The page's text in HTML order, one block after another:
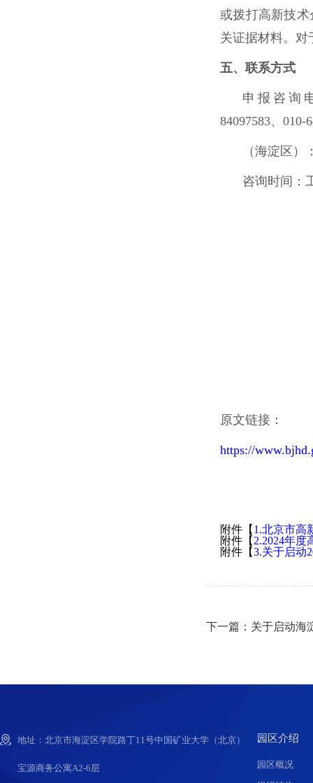
或拨打高新技术
关证据材料。对
五、联系方式
申报咨询电
84097583、010-
（海淀区）
咨询时间：
原文链接：
https://
附件【 1.北京市高
附件【 2.2024年度
附件【3.关于启动
下一篇：关于启动海
地址：北京市海淀区学院路丁11号中国矿业大学（北京）
宝源商务公寓A2-6层
园区介绍
园区概况